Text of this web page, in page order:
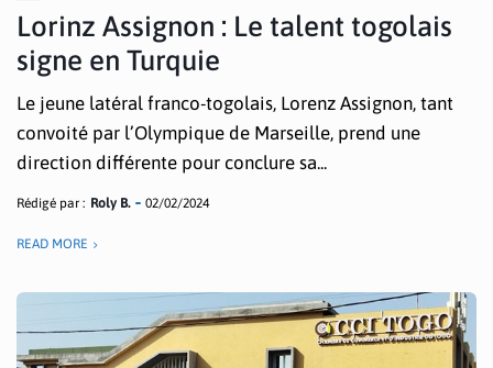
Lorinz Assignon : Le talent togolais
signe en Turquie
Le jeune latéral franco-togolais, Lorenz Assignon, tant
convoité par l’Olympique de Marseille, prend une
direction différente pour conclure sa...
Rédigé par : Roly B. 02/02/2024
READ MORE